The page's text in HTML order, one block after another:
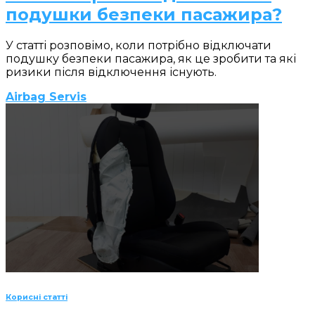
подушки безпеки пасажира?
У статті розповімо, коли потрібно відключати
подушку безпеки пасажира, як це зробити та які
ризики після відключення існують.
Airbag Servis
Корисні статті